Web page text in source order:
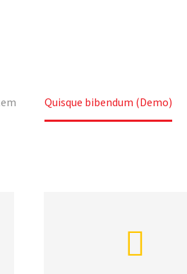
Quisque bibendum (Demo)

